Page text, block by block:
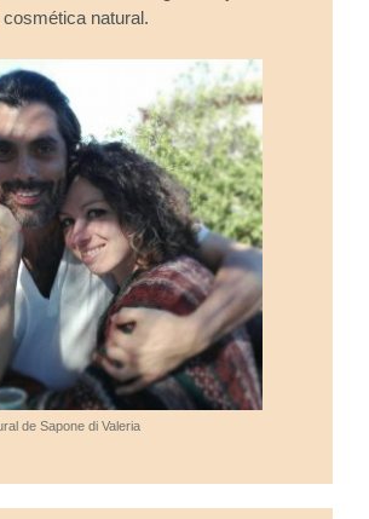
natural.
de Sapone di Valeria